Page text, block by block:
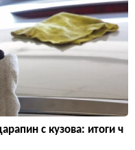
с кузова: итоги ч